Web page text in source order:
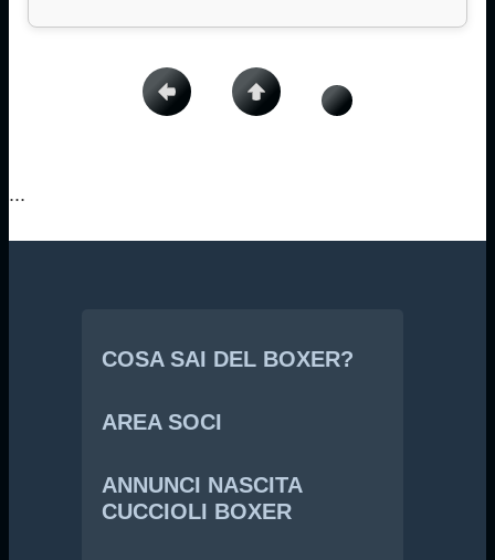
...
COSA SAI DEL BOXER?
AREA SOCI
ANNUNCI NASCITA
CUCCIOLI BOXER